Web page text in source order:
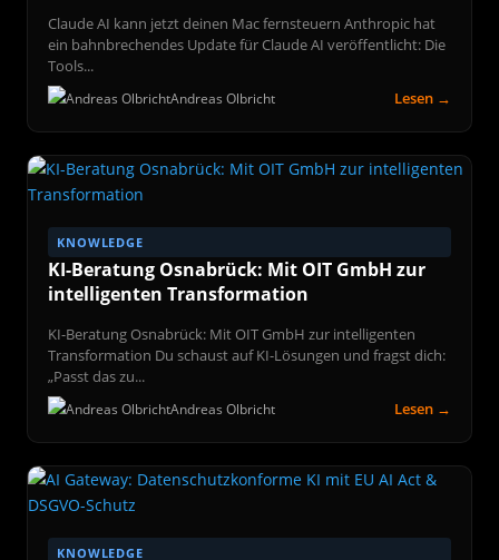
Claude AI kann jetzt deinen Mac fernsteuern Anthropic hat
ein bahnbrechendes Update für Claude AI veröffentlicht: Die
Tools...
Andreas Olbricht Lesen →
KNOWLEDGE
KI-Beratung Osnabrück: Mit OIT GmbH zur
intelligenten Transformation
KI-Beratung Osnabrück: Mit OIT GmbH zur intelligenten
Transformation Du schaust auf KI-Lösungen und fragst dich:
„Passt das zu...
Andreas Olbricht Lesen →
KNOWLEDGE